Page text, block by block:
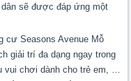
sẽ được đáp ứng một
cư Seasons Avenue Mỗ
giải trí đa dạng ngay trong
chơi dành cho trẻ em, …